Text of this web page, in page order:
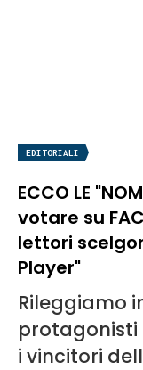
EDITORIALI
ECCO LE
votare su
lettori
Player"
Rileggiamo
protagonisti
i vincitori